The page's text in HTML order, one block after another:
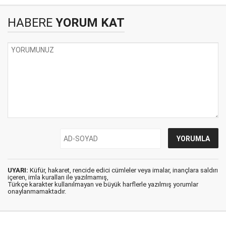
HABERE YORUM KAT
UYARI: Küfür, hakaret, rencide edici cümleler veya imalar, inançlara saldırı
içeren, imla kuralları ile yazılmamış,
Türkçe karakter kullanılmayan ve büyük harflerle yazılmış yorumlar
onaylanmamaktadır.